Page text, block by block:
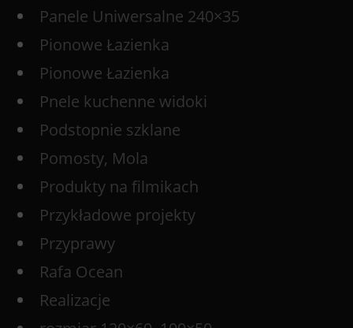
Panele Uniwersalne 240×35
Pionowe Łazienka
Pionowe Łazienka
Pnele kuchenne widoki
Podstopnie szklane
Pomosty, Mola
Produkty na filmikach
Przykładowe projekty
Przyprawy
Rafa Ocean
Realizacje